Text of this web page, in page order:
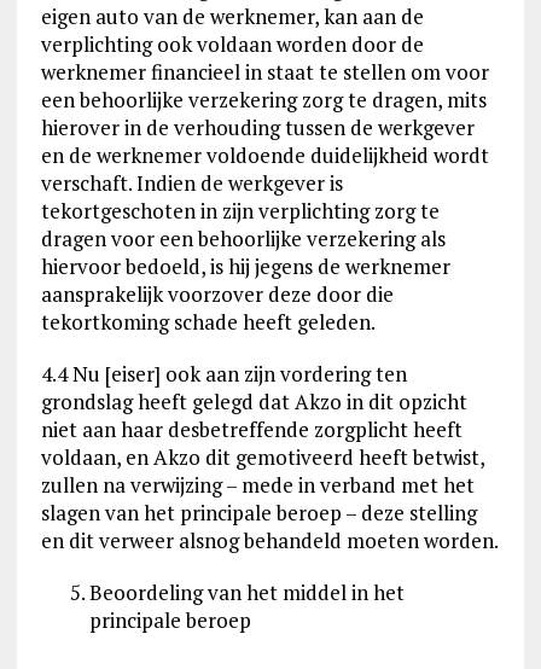
eigen auto van de werknemer, kan aan de
verplichting ook voldaan worden door de
werknemer financieel in staat te stellen om voor
een behoorlijke verzekering zorg te dragen, mits
hierover in de verhouding tussen de werkgever
en de werknemer voldoende duidelijkheid wordt
verschaft. Indien de werkgever is
tekortgeschoten in zijn verplichting zorg te
dragen voor een behoorlijke verzekering als
hiervoor bedoeld, is hij jegens de werknemer
aansprakelijk voorzover deze door die
tekortkoming schade heeft geleden.
4.4 Nu [eiser] ook aan zijn vordering ten
grondslag heeft gelegd dat Akzo in dit opzicht
niet aan haar desbetreffende zorgplicht heeft
voldaan, en Akzo dit gemotiveerd heeft betwist,
zullen na verwijzing – mede in verband met het
slagen van het principale beroep – deze stelling
en dit verweer alsnog behandeld moeten worden.
Beoordeling van het middel in het
principale beroep